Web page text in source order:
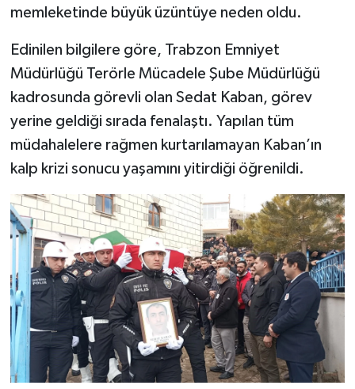
memleketinde büyük üzüntüye neden oldu.
Edinilen bilgilere göre, Trabzon Emniyet
Müdürlüğü Terörle Mücadele Şube Müdürlüğü
kadrosunda görevli olan Sedat Kaban, görev
yerine geldiği sırada fenalaştı. Yapılan tüm
müdahalelere rağmen kurtarılamayan Kaban’ın
kalp krizi sonucu yaşamını yitirdiği öğrenildi.
Taşköprü Haberleri
Tosya Haberleri
Karadeniz Haberleri
Ulusal Haberler
Teknoloji Haberleri
Siyaset Haberleri
Dünya Haberleri
Yerel Haberler